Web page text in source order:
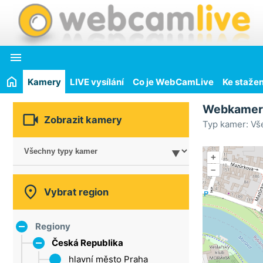

Kamery LIVE vysílání Co je WebCamLive Ke
 Zobrazit kamery
 Vybrat region
Regiony
Česká Republika
hlavní město Praha
Typ kamer:
+
–